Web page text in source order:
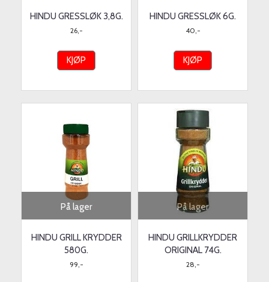
HINDU GRESSLØK 3,8G.
26,-
KJØP
HINDU GRESSLØK 6G.
40,-
KJØP
På lager
HINDU GRILL KRYDDER
580G.
99,-
På lager
HINDU GRILLKRYDDER
ORIGINAL 74G.
28,-